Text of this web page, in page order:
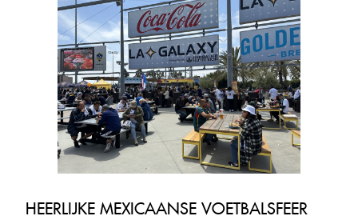
HEERLIJKE MEXICAANSE VOETBALSFEER